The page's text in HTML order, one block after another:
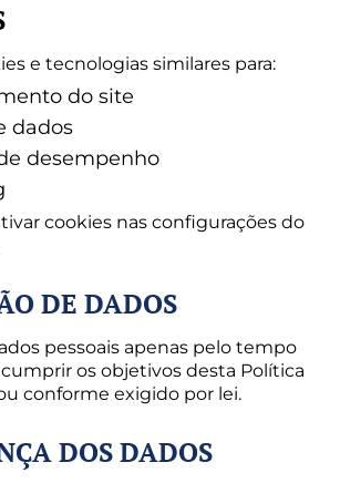
e tecnologias similares para:
do site
dados
desempenho
cookies nas configurações do
DE DADOS
pessoais apenas pelo tempo
os objetivos desta Política
conforme exigido por lei.
DOS DADOS